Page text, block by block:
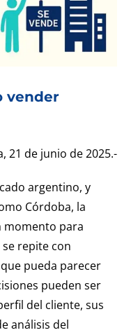
vender
21 de junio de 2025.-
argentino, y
Córdoba, la
momento para
repite con
pueda parecer
pueden ser
del cliente, sus
análisis del